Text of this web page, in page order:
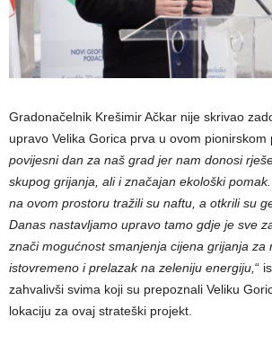
Gradonačelnik Krešimir Ačkar nije skrivao
upravo Velika Gorica prva u ovom pionirskom
povijesni dan za naš grad jer nam donosi
skupog grijanja, ali i značajan ekološki
na ovom prostoru tražili su naftu, a otkrili su
Danas nastavljamo upravo tamo gdje je sve
znači mogućnost smanjenja cijena grijanja za
istovremeno i prelazak na zeleniju energiju, “
zahvalivši svima koji su prepoznali Veliku
lokaciju za ovaj strateški projekt.